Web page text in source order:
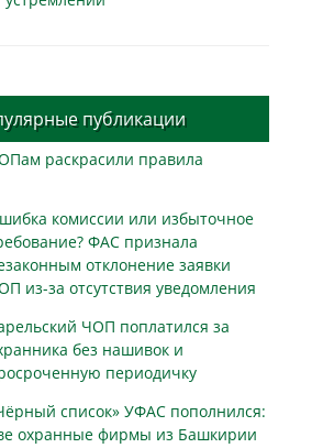
публикации
раскрасили правила
комиссии или избыточное
ФАС признала
отклонение заявки
из-за отсутствия уведомления
ЧОП поплатился за
без нашивок и
периодичку
список» УФАС пополнился:
охранные фирмы из Башкирии